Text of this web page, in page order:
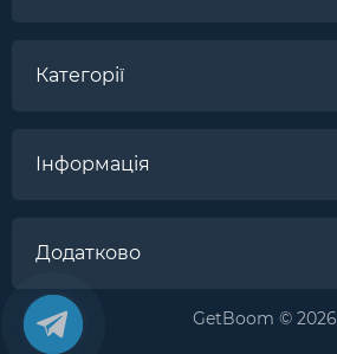
Категорії
Інформація
Додатково
GetBoom © 2026